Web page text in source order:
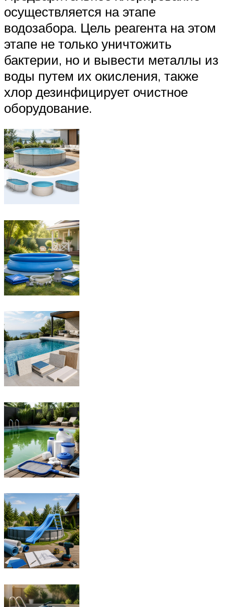
осуществляется на этапе
водозабора. Цель реагента на этом
этапе не только уничтожить
бактерии, но и вывести металлы из
воды путем их окисления, также
хлор дезинфицирует очистное
оборудование.